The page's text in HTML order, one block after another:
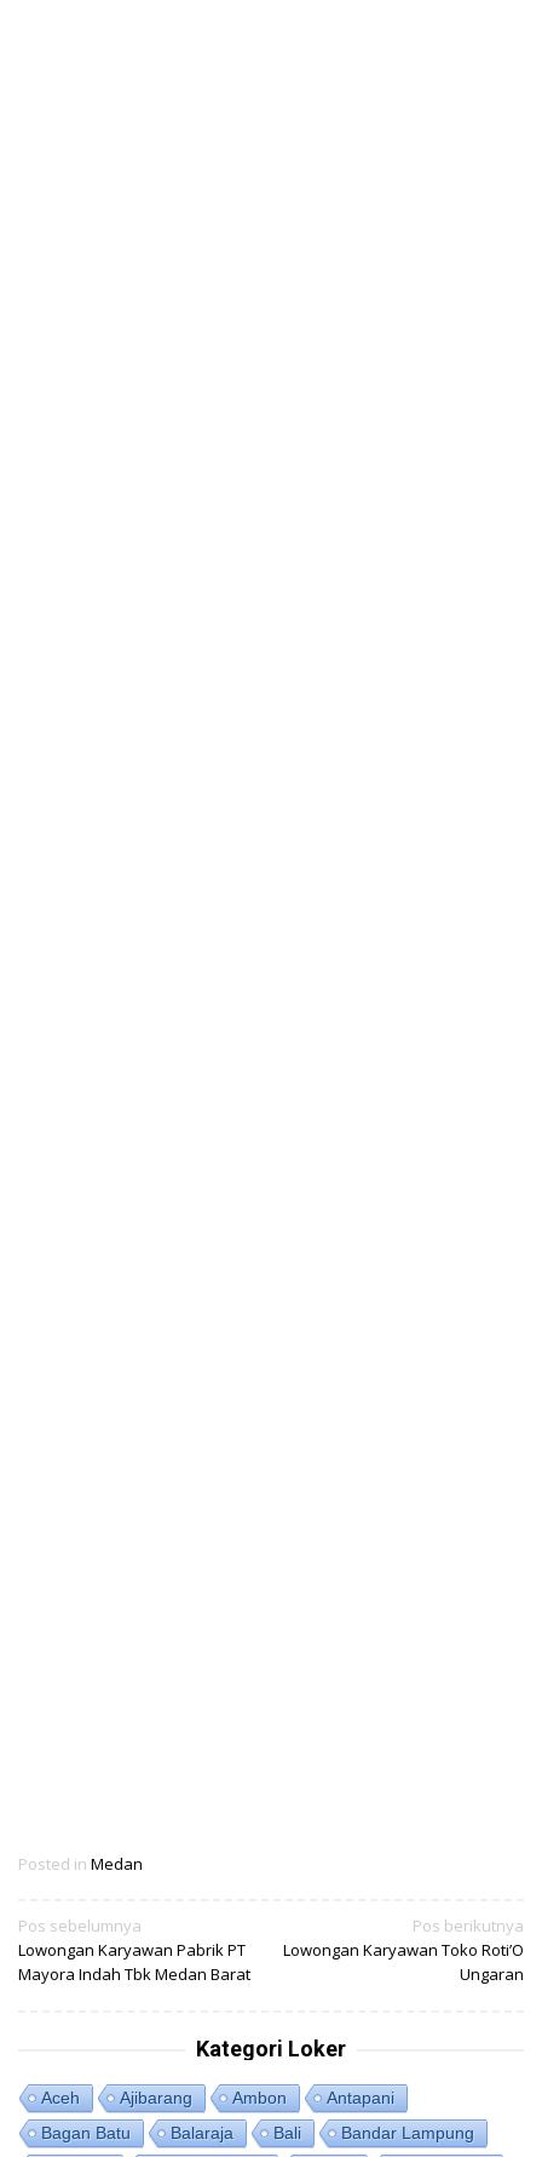
Posted in Medan
Navigasi
pos
Pos sebelumnya
Lowongan Karyawan Pabrik PT
Mayora Indah Tbk Medan Barat
Pos berikutnya
Lowongan Karyawan Toko Roti’O
Ungaran
Kategori Loker
Aceh Ajibarang Ambon
Antapani
Bagan Batu
Balaraja Bali
Bandar Lampung